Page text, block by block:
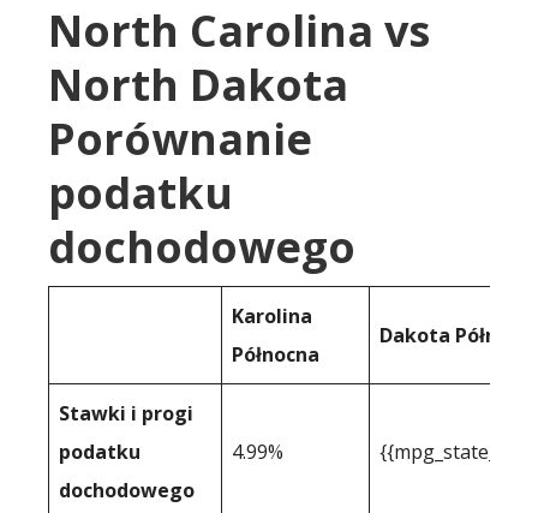
North Carolina vs
North Dakota
Porównanie
podatku
dochodowego
Karolina
Północna
Dakota
Stawki i progi
podatku
dochodowego
4.99%